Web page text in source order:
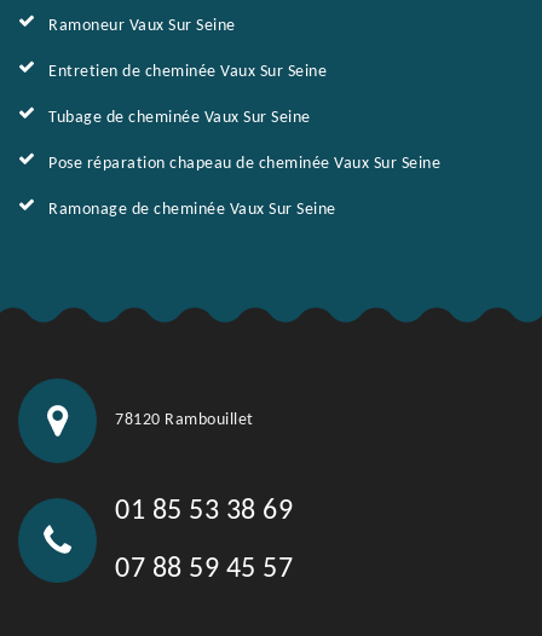
Ramoneur Vaux Sur Seine
Entretien de cheminée Vaux Sur Seine
Tubage de cheminée Vaux Sur Seine
Pose réparation chapeau de cheminée Vaux Sur Seine
Ramonage de cheminée Vaux Sur Seine
78120 Rambouillet
01 85 53 38 69
07 88 59 45 57